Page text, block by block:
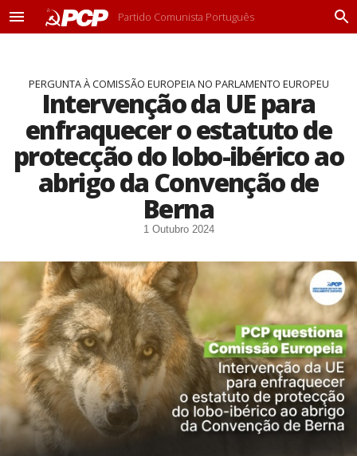
M
Partido Comunista Português
P
PERGUNTA À COMISSÃO EUROPEIA NO PARLAMENTO EUROPEU
Intervenção da UE para
enfraquecer o estatuto de
protecção do lobo-ibérico ao
abrigo da Convenção de
Berna
1 Outubro 2024